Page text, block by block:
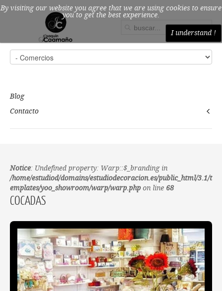
Blog
Contacto
Notice: Undefined property: Warp::$_branding in
/home/estudiod/domains/estudiodecoracion.es/public_html/3.1/t
emplates/yoo_showroom/warp/warp.php on line 68
COCADAS
By visiting our website you agree that we are using cookies to ensure
you to get the best experience.
I understand !